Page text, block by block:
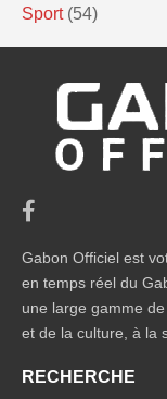
Sport (54)
Gabon Officiel est
en temps réel du
une large gamme
et de la culture, à la
RECHERCHE